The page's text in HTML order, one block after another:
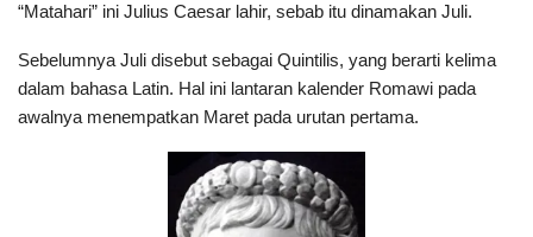
“Matahari” ini Julius Caesar lahir, sebab itu dinamakan Juli.
Sebelumnya Juli disebut sebagai Quintilis, yang berarti kelima
dalam bahasa Latin. Hal ini lantaran kalender Romawi pada
awalnya menempatkan Maret pada urutan pertama.